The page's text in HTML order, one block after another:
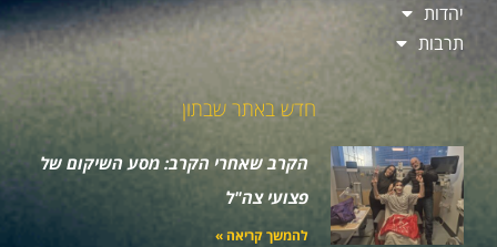
יהדות
תרבות
חדש באתר שבתון
הקרב שאחרי הקרב: מסע השיקום של
פצועי צה"ל
להמשך קריאה »